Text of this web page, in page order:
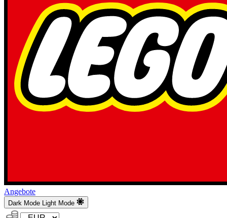
Angebote
Dark Mode Light Mode
Währung: